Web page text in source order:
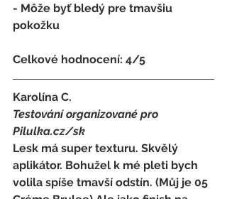
- Môže byť bledý pre tmavšiu
pokožku
Celkové hodnocení: 4/5
Karolína C.
Testování organizované pro
Pilulka.cz/sk
Lesk má super texturu. Skvělý
aplikátor. Bohužel k mé pleti bych
volila spíše tmavší odstín. (Můj je 05